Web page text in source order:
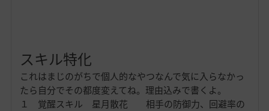
スキル特化
これはまじのがちで個人的なやつなんで気に入らなかっ
たら自分でその都度変えてね。理由込みで書くよ。
１ 覚醒スキル 星月散花 相手の防御力、回避率の